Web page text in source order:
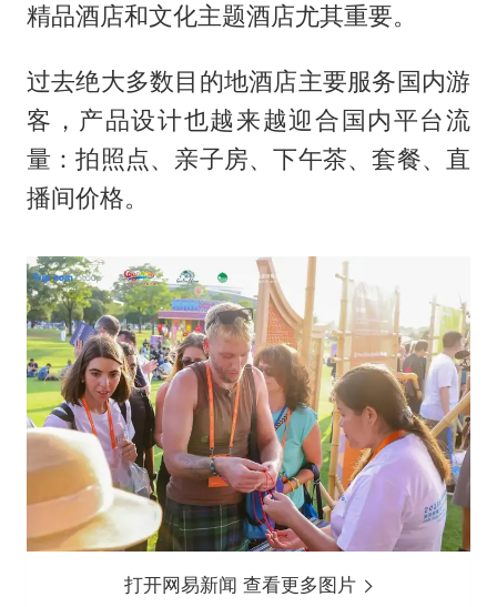
精品酒店和文化主题酒店尤其重要。
过去绝大多数目的地酒店主要服务国内游
客，产品设计也越来越迎合国内平台流
量：拍照点、亲子房、下午茶、套餐、直
播间价格。
打开网易新闻 查看更多图片